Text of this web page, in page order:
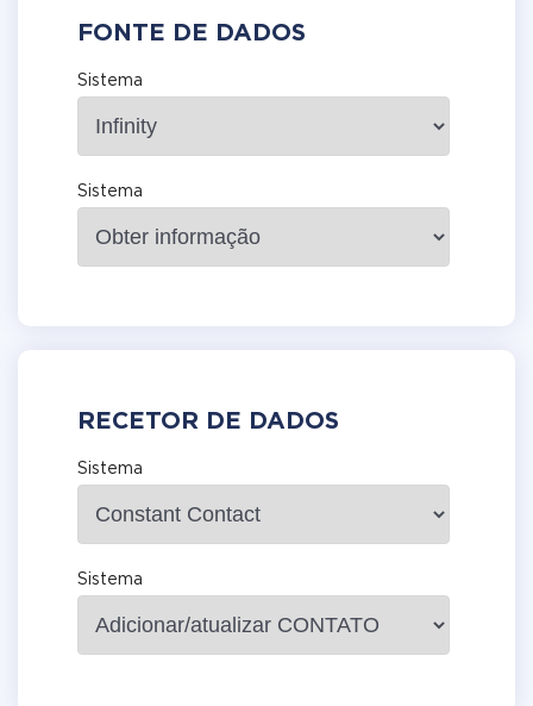
FONTE DE DADOS
Sistema
Sistema
RECETOR DE DADOS
Sistema
Sistema